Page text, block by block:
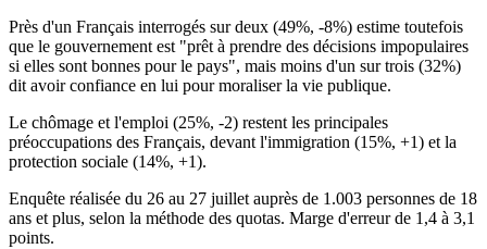
Près d'un Français interrogés sur deux (49%, -8%) estime toutefois
que le gouvernement est "prêt à prendre des décisions impopulaires
si elles sont bonnes pour le pays", mais moins d'un sur trois (32%)
dit avoir confiance en lui pour moraliser la vie publique.
Le chômage et l'emploi (25%, -2) restent les principales
préoccupations des Français, devant l'immigration (15%, +1) et la
protection sociale (14%, +1).
Enquête réalisée du 26 au 27 juillet auprès de 1.003 personnes de 18
ans et plus, selon la méthode des quotas. Marge d'erreur de 1,4 à 3,1
points.